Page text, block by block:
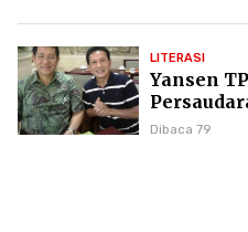
LITERASI
Yansen
Literasi
Dibaca 79